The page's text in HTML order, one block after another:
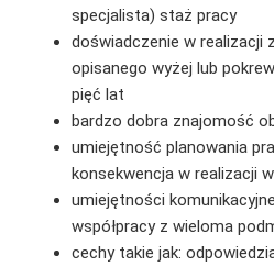
specjalista) staż pracy
doświadczenie w realizacji
opisanego wyżej lub
pięć lat
bardzo dobra znajomość
umiejętność planowania
konsekwencja w realizacji
umiejętności
współpracy z wieloma
cechy takie jak: